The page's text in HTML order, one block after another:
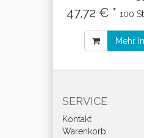
47,72 € *100
Mehr
SERVICE
Kontakt
Warenkorb